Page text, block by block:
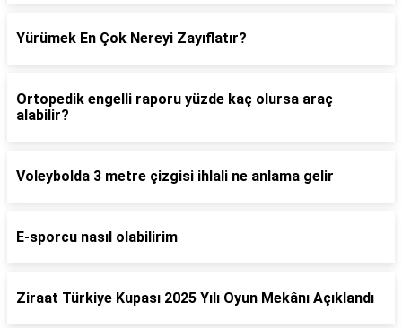
Yürümek En Çok Nereyi Zayıflatır?
Ortopedik engelli raporu yüzde kaç olursa araç
alabilir?
Voleybolda 3 metre çizgisi ihlali ne anlama gelir
E-sporcu nasıl olabilirim
Ziraat Türkiye Kupası 2025 Yılı Oyun Mekânı Açıklandı